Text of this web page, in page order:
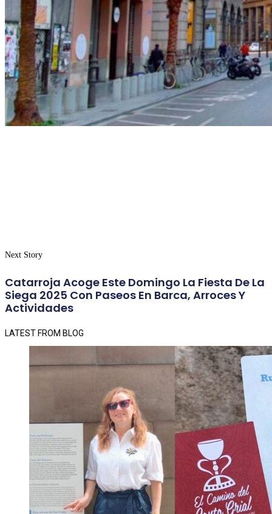
Next Story
Catarroja Acoge Este Domingo La Fiesta De La
Siega 2025 Con Paseos En Barca, Arroces Y
Actividades
LATEST FROM BLOG